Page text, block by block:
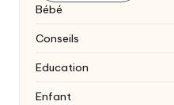
Bébé
Conseils
Education
Enfant